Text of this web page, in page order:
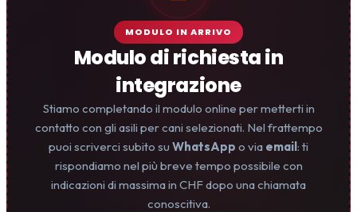
MODULO IN ARRIVO
Modulo di richiesta in
integrazione
Stiamo completando il modulo online per metterti in
contatto con gli asili per cani selezionati. Nel frattempo
puoi scriverci subito su WhatsApp o via email: ti
rispondiamo nel più breve tempo possibile con
indicazioni di massima in CHF dopo una chiamata
conoscitiva.